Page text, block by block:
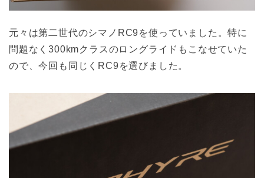
元々は第二世代のシマノRC9を使っていました。特に
問題なく300kmクラスのロングライドもこなせていた
ので、今回も同じくRC9を選びました。